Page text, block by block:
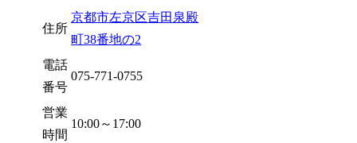
住所
京都市左京区吉田泉殿
町38番地の2
電話
番号
075-771-0755
営業
時間
10:00～17:00